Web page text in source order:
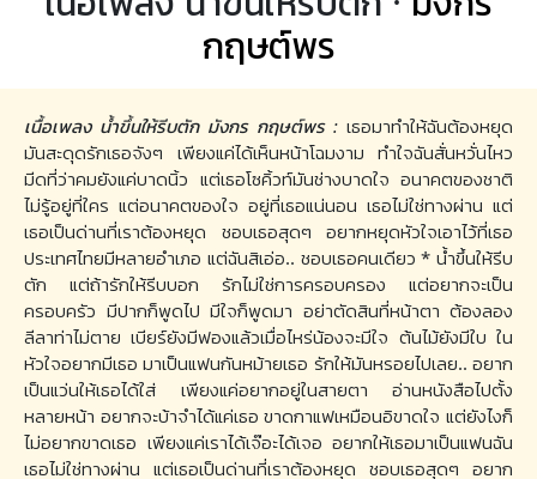
กฤษต์พร
เนื้อเพลง น้ำขึ้นให้รีบตัก มังกร กฤษต์พร : เธอมาทำให้ฉันต้องหยุด
มันสะดุดรักเธอจังๆ เพียงแค่ได้เห็นหน้าโฉมงาม ทำใจฉันสั่นหวั่นไหว
มีดที่ว่าคมยังแค่บาดนิ้ว แต่เธอโซคิ้วท์มันช่างบาดใจ อนาคตของชาติ
ไม่รู้อยู่ที่ใคร แต่อนาคตของใจ อยู่ที่เธอแน่นอน เธอไม่ใช่ทางผ่าน แต่
เธอเป็นด่านที่เราต้องหยุด ชอบเธอสุดๆ อยากหยุดหัวใจเอาไว้ที่เธอ
ประเทศไทยมีหลายอำเภอ แต่ฉันสิเอ่อ.. ชอบเธอคนเดียว * น้ำขึ้นให้รีบ
ตัก แต่ถ้ารักให้รีบบอก รักไม่ใช่การครอบครอง แต่อยากจะเป็น
ครอบครัว มีปากก็พูดไป มีใจก็พูดมา อย่าตัดสินที่หน้าตา ต้องลอง
ลีลาท่าไม่ตาย เบียร์ยังมีฟองแล้วเมื่อไหร่น้องจะมีใจ ต้นไม้ยังมีใบ ใน
หัวใจอยากมีเธอ มาเป็นแฟนกันหม้ายเธอ รักให้มันหรอยไปเลย.. อยาก
เป็นแว่นให้เธอได้ใส่ เพียงแค่อยากอยู่ในสายตา อ่านหนังสือไปตั้ง
หลายหน้า อยากจะบ้าจำได้แค่เธอ ขาดกาแฟเหมือนอิขาดใจ แต่ยังไงก็
ไม่อยากขาดเธอ เพียงแค่เราได้เจ๊อะได้เจอ อยากให้เธอมาเป็นแฟนฉัน
เธอไม่ใช่ทางผ่าน แต่เธอเป็นด่านที่เราต้องหยุด ชอบเธอสุดๆ อยาก